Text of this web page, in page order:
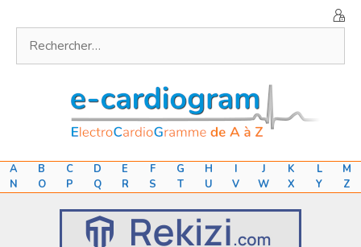
contenu
A B C D E F G H I J K L
M
N
O P Q R S T U V W X Y Z